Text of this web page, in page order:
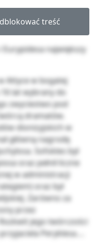
treść
Eurypidesa największy
Attyce w bogatej
lat wybrany do
zwyciestwo pod
dramatów.
dionizyjskich w
główną nagrodę
Sofokles był
oraz pełnił liczne
w administracji
oraz był
Zarówno za
przez
jego twórczości
Peryklesa….